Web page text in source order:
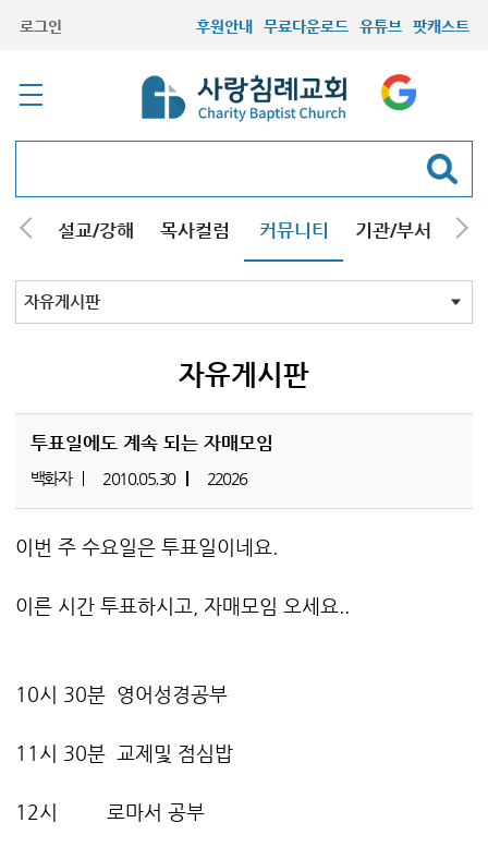
로그인 후원안내 무료다운로드 유튜브 팟캐스트
내 설교/강해 목사컬럼 커뮤니티 기관/부서 선
최근등록자료
자유게시판
자유게시판
투표일에도 계속 되는 자매모임
백화자 2010.05.30 22026
이번 주 수요일은 투표일이네요.
이른 시간 투표하시고, 자매모임 오세요..
10시 30분 영어성경공부
11시 30분 교제및 점심밥
12시 로마서 공부